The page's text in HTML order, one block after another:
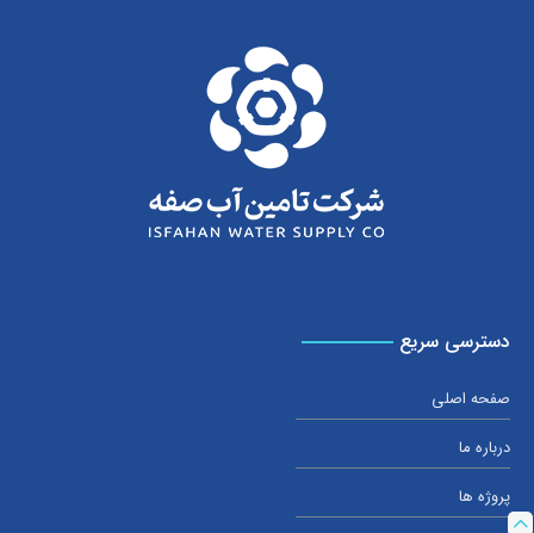
دسترسی سریع
صفحه اصلی
درباره ما
پروژه ها